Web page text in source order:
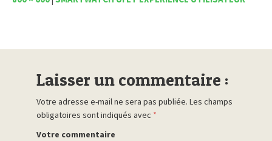
Laisser un commentaire :
Votre adresse e-mail ne sera pas publiée. Les champs
obligatoires sont indiqués avec *
Votre commentaire